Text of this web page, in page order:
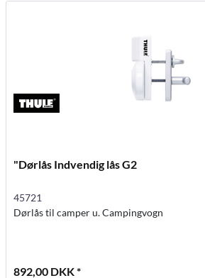
"Dørlås Indvendig lås G2
45721
Dørlås til camper u. Campingvogn
892,00 DKK *